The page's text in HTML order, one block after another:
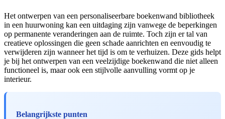
Het ontwerpen van een personaliseerbare boekenwand bibliotheek
in een huurwoning kan een uitdaging zijn vanwege de beperkingen
op permanente veranderingen aan de ruimte. Toch zijn er tal van
creatieve oplossingen die geen schade aanrichten en eenvoudig te
verwijderen zijn wanneer het tijd is om te verhuizen. Deze gids helpt
je bij het ontwerpen van een veelzijdige boekenwand die niet alleen
functioneel is, maar ook een stijlvolle aanvulling vormt op je
interieur.
Belangrijkste punten